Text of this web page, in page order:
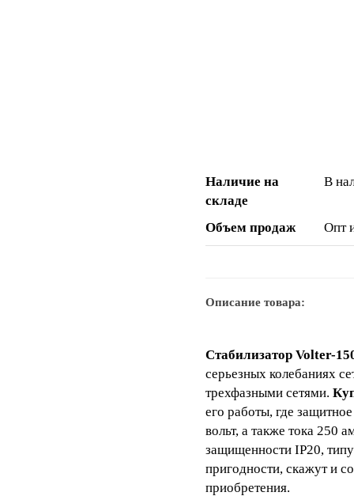
Наличие на
складе
В
Объем продаж Опт
Описание товара:
Стабилизатор Volter-
серьезных колебаниях
трехфазными сетями.
его работы, где
вольт, а также тока 250
защищенности IP20,
пригодности, скажут и
приобретения.